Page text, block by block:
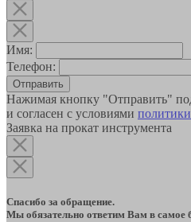
Имя:
Телефон:
Отправить
Нажимая кнопку "Отправить"
и согласен с условиями
Заявка на прокат инструмента
Спасибо за обращение.
Мы обязательно ответим Вам в самое